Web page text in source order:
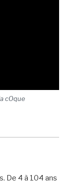
cOque
De 4 à 104 ans